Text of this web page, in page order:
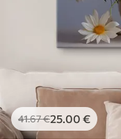
41.67€25.00 €